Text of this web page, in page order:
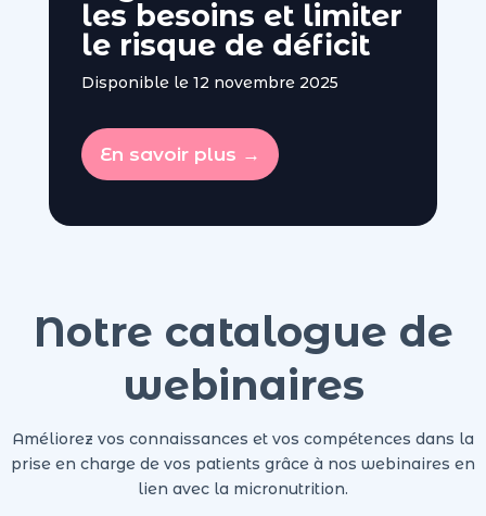
les besoins et limiter
le risque de déficit
Disponible le 12 novembre 2025
En savoir plus →
Notre catalogue de
webinaires
Améliorez vos connaissances et vos compétences dans la
prise en charge de vos patients grâce à nos webinaires en
lien avec la micronutrition.